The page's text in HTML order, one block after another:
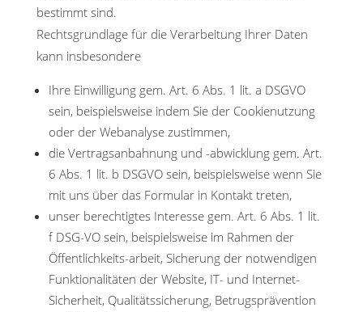
bestimmt sind.
Rechtsgrundlage für die Verarbeitung Ihrer Daten
kann insbesondere
Ihre Einwilligung gem. Art. 6 Abs. 1 lit. a DSGVO
sein, beispielsweise indem Sie der Cookienutzung
oder der Webanalyse zustimmen,
die Vertragsanbahnung und -abwicklung gem. Art.
6 Abs. 1 lit. b DSGVO sein, beispielsweise wenn Sie
mit uns über das Formular in Kontakt treten,
unser berechtigtes Interesse gem. Art. 6 Abs. 1 lit.
f DSG-VO sein, beispielsweise im Rahmen der
Öffentlichkeits-arbeit, Sicherung der notwendigen
Funktionalitäten der Website, IT- und Internet-
Sicherheit, Qualitätssicherung, Betrugsprävention